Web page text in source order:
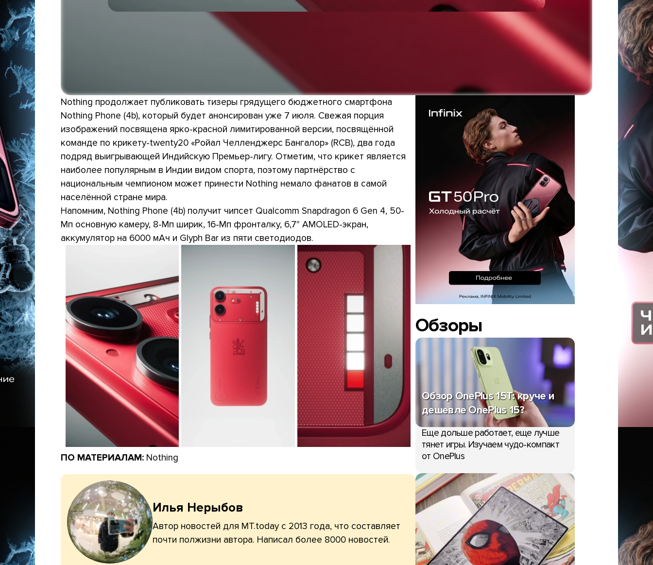
Nothing продолжает публиковать тизеры грядущего бюджетного смартфона
Nothing Phone (4b), который будет анонсирован уже 7 июля. Свежая порция
изображений посвящена ярко-красной лимитированной версии, посвящённой
команде по крикету-twenty20 «Ройал Челленджерс Бангалор» (RCB), два года
подряд выигрывающей Индийскую Премьер-лигу. Отметим, что крикет является
наиболее популярным в Индии видом спорта, поэтому партнёрство с
национальным чемпионом может принести Nothing немало фанатов в самой
населённой стране мира.
Напомним, Nothing Phone (4b) получит чипсет Qualcomm Snapdragon 6 Gen 4, 50-
Мп основную камеру, 8-Мп ширик, 16-Мп фронталку, 6,7" AMOLED-экран,
аккумулятор на 6000 мАч и Glyph Bar из пяти светодиодов.
ПО МАТЕРИАЛАМ: Nothing
Илья Нерыбов
Автор новостей для MT.today с 2013 года, что составляет
почти полжизни автора. Написал более 8000 новостей.
Обзоры
Обзор OnePlus 15T: круче и
дешевле OnePlus 15?
Еще дольше работает, еще лучше
тянет игры. Изучаем чудо-компакт
от OnePlus